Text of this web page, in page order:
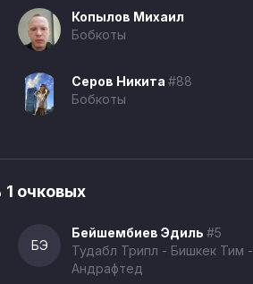
Копылов Михаил
Бобкоты
Серов Никита#88
Бобкоты
1 очковых
БЭ
Бейшембиев Эдиль#5
Тудабл Трипл - Бишкек Тим -
Андрафтед